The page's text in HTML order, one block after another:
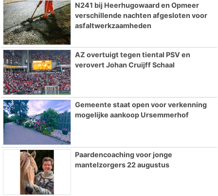
N241 bij Heerhugowaard en Opmeer
verschillende nachten afgesloten voor
asfaltwerkzaamheden
AZ overtuigt tegen tiental PSV en
verovert Johan Cruijff Schaal
Gemeente staat open voor verkenning
mogelijke aankoop Ursemmerhof
Paardencoaching voor jonge
mantelzorgers 22 augustus